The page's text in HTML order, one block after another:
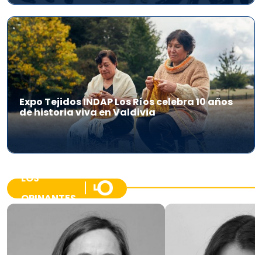
Expo Tejidos INDAP Los Ríos celebra 10 años
de historia viva en Valdivia
LOS
OPINANTES